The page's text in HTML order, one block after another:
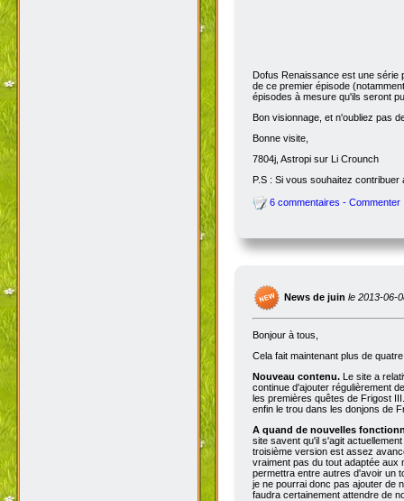
Dofus Renaissance est une série
de ce premier épisode
épisodes à mesure qu'ils seront
Bon visionnage, et n'oubliez pas
Bonne visite,
7804j, Astropi sur Li Crounch
P.S : Si vous souhaitez
6 commentaires - Commenter
News de juin le 2013-06-
Bonjour à tous,
Cela fait maintenant plus de
Nouveau contenu. Le site a
continue d'ajouter régulièrement
les premières quêtes de Frigost
enfin le trou dans les donjons de
A quand de nouvelles
site savent qu'il s'agit
troisième version est assez
vraiment pas du tout adaptée aux
permettra entre autres d'avoir un
je ne pourrai donc pas ajouter de
faudra certainement attendre de